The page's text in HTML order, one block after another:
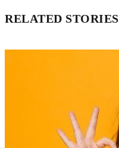
RELATED STORIES